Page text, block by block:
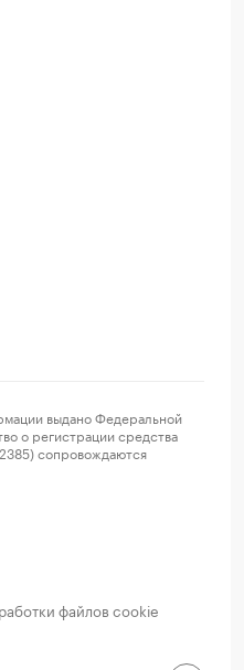
выдано Федеральной
о регистрации средства
сопровождаются
файлов cookie